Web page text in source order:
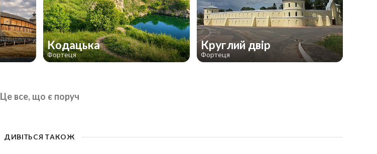
Кодацька
Фортеця
Круглий двір
Фортеця
Це все, що є поруч
ДИВІТЬСЯ ТАКОЖ